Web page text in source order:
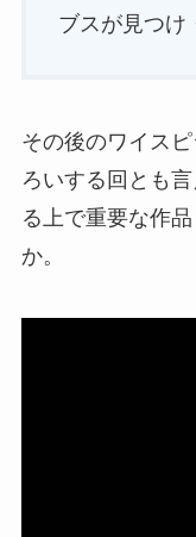
ブスが見つけ
その後のワイス
ろいする回とも
る上で重要な作
か。